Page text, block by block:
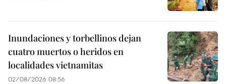
Inundaciones y torbellinos dejan
cuatro muertos o heridos en
localidades vietnamitas
02/08/2026 08:56